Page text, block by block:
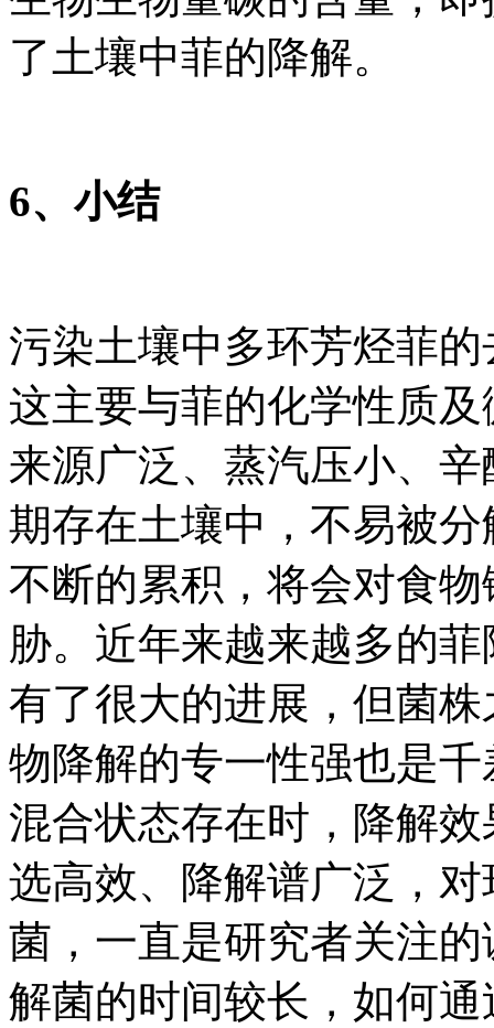
了土壤中菲的降解。
6、小结
污染土壤中多环芳烃菲
这主要与菲的化学性质
来源广泛、蒸汽压小、
期存在土壤中，不易被
不断的累积，将会对食
胁。近年来越来越多的
有了很大的进展，但菌
物降解的专一性强也是
混合状态存在时，降解
选高效、降解谱广泛，
菌，一直是研究者关注
解菌的时间较长，如何